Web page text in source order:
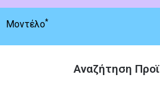
Μοντέλο*
Αναζήτηση